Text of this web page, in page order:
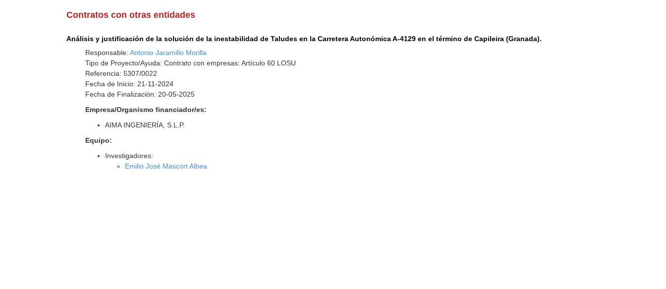
Contratos con otras entidades
Análisis y justificación de la solución de la inestabilidad de Taludes en la Carretera Autonómica A-4129 en el término de Capileira (Granada).
Responsable:Antonio Jaramillo Morilla
Tipo de Proyecto/Ayuda: Contrato con empresas: Artículo 60 LOSU
Referencia: 5307/0022
Fecha de Inicio: 21-11-2024
Fecha de Finalización: 20-05-2025
Empresa/Organismo financiador/es:
AIMA INGENIERÍA, S.L.P.
Equipo:
Investigadores:
Emilio José Mascort Albea